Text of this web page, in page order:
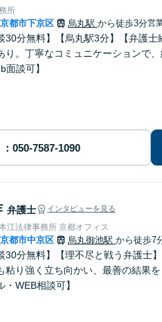
所
京都市下京区 烏丸駅 から徒歩3分営
30分無料】【烏丸駅3分】【弁護
り。丁寧なコミュニケーションで
面談可】
弁護士 インタビューを見る
江法律事務所 京都オフィス
京都市中京区 烏丸御池駅 から徒歩7
30分無料】【理不尽と戦う弁護士
粘り強く立ち向かい、最善の結果
・WEB相談可】